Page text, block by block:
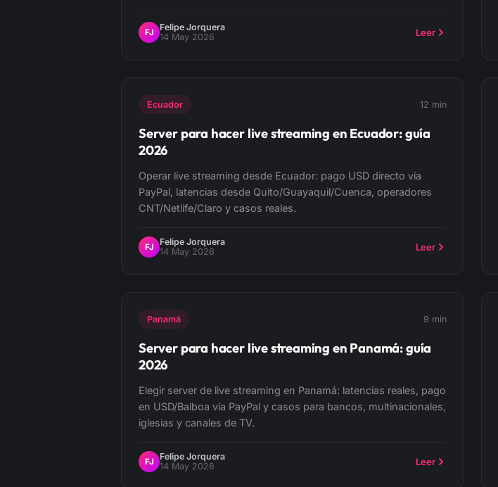
FJ
Felipe Jorquera
14 May 2026
Leer
Ecuador 12 min
Server para hacer live streaming en Ecuador: guía
2026
Operar live streaming desde Ecuador: pago USD directo vía
PayPal, latencias desde Quito/Guayaquil/Cuenca, operadores
CNT/Netlife/Claro y casos reales.
FJ
Felipe Jorquera
14 May 2026
Leer
Panamá 9 min
Server para hacer live streaming en Panamá: guía
2026
Elegir server de live streaming en Panamá: latencias reales, pago
en USD/Balboa vía PayPal y casos para bancos, multinacionales,
iglesias y canales de TV.
FJ
Felipe Jorquera
14 May 2026
Leer